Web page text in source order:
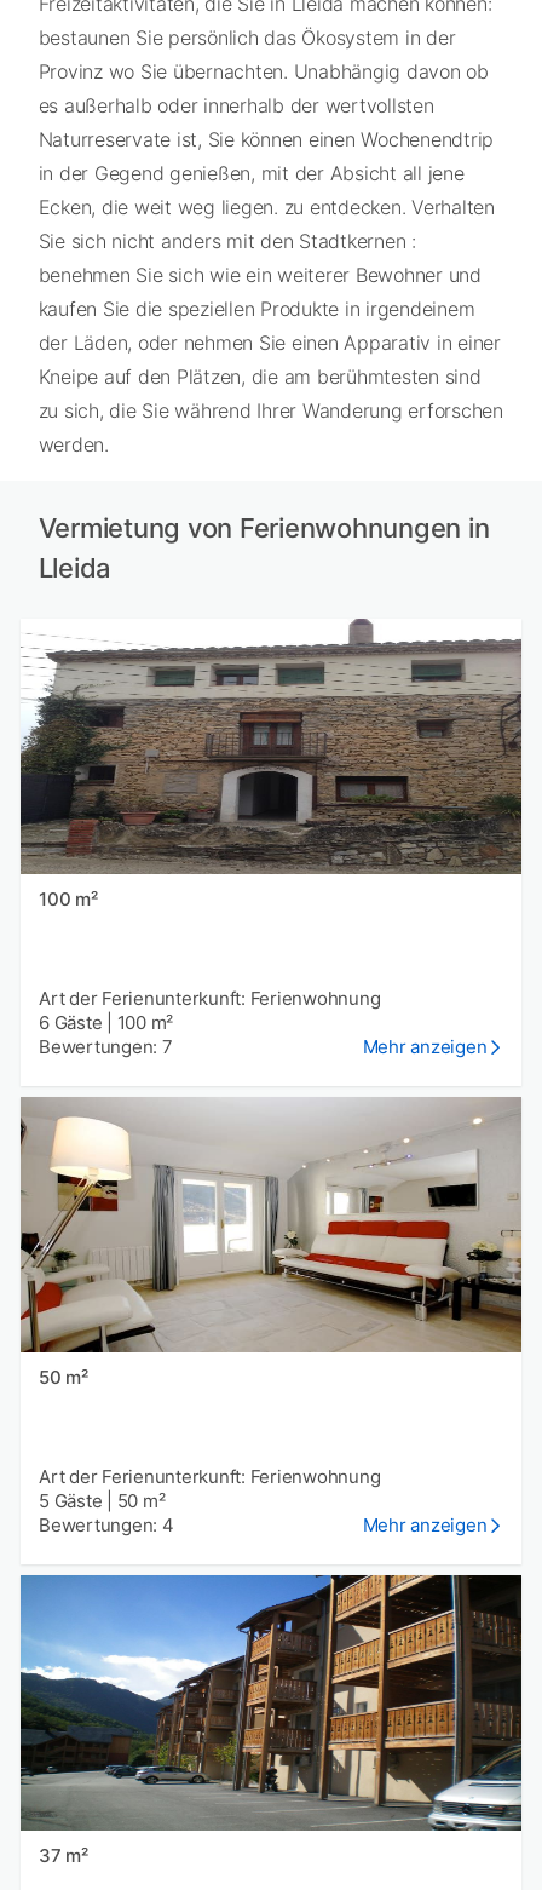
bestaunen Sie persönlich das Ökosystem in der
Provinz wo Sie übernachten. Unabhängig davon ob
es außerhalb oder innerhalb der wertvollsten
Naturreservate ist, Sie können einen Wochenendtrip
in der Gegend genießen, mit der Absicht all jene
Ecken, die weit weg liegen. zu entdecken. Verhalten
Sie sich nicht anders mit den Stadtkernen :
benehmen Sie sich wie ein weiterer Bewohner und
kaufen Sie die speziellen Produkte in irgendeinem
der Läden, oder nehmen Sie einen Apparativ in einer
Kneipe auf den Plätzen, die am berühmtesten sind
zu sich, die Sie während Ihrer Wanderung erforschen
werden.
Vermietung von Ferienwohnungen in
Lleida
100 m²
Art der Ferienunterkunft: Ferienwohnung
6 Gäste
100 m²
Bewertungen: 7
Mehr anzeigen
50 m²
Art der Ferienunterkunft: Ferienwohnung
5 Gäste
50 m²
Bewertungen: 4
Mehr anzeigen
37 m²